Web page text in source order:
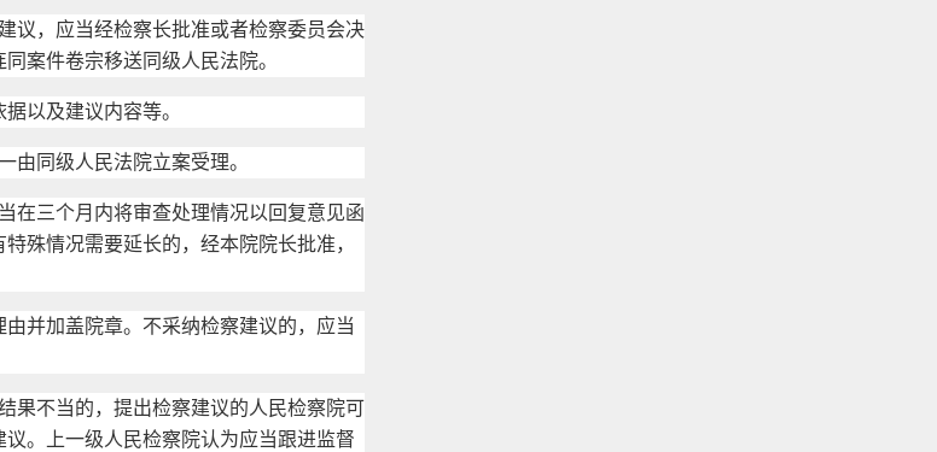
议，应当经检察长批准或者检察委员会决
案件卷宗移送同级人民法院。
以及建议内容等。
同级人民法院立案受理。
三个月内将审查处理情况以回复意见函
殊情况需要延长的，经本院院长批准，
并加盖院章。不采纳检察建议的，应当
果不当的，提出检察建议的人民检察院可
。上一级人民检察院认为应当跟进监督